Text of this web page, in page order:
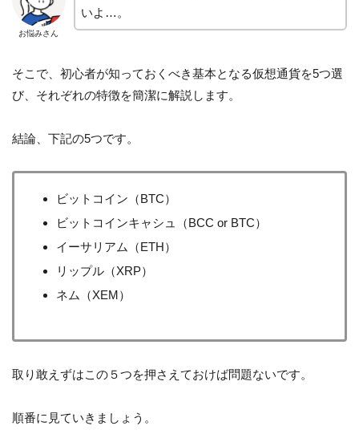
お悩みさん
いよ…。
そこで、初心者が知っておくべき基本となる仮想通貨を5つ選
び、それぞれの特徴を簡潔に解説します。
結論、下記の5つです。
ビットコイン（BTC）
ビットコインキャシュ（BCC or BTC）
イーサリアム（ETH）
リップル（XRP）
ネム（XEM）
取り敢えずはこの５つを押さえておけば問題ないです。
順番に見ていきましょう。